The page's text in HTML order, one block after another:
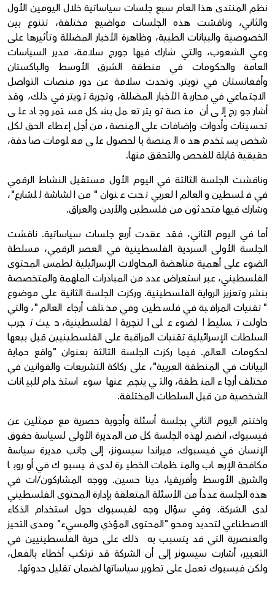
نظم المنتدى هذا العام سبع جلسات سياساتية خلال اليومين الأول
والثاني، وناقشت هذه الجلسات مواضيع مختلفة، تتنوع بين
الخصوصية والبيانات الطبية، وظاهرة الأخبار المضللة وتأثيرها على
وعي الشعوب، والتي شارك فيها جورج سلامة، مدير السياسات
العامة والحكومات في منطقة الشرق الأوسط والباكستان
وأفغانستان في تويتر. وتحدث سلامة عن دور منصات التواصل
الاجتماعي في محاربة الأخبار المضللة، وتجربة تويتر في ذلك، وقد
أشار جورج إلى أن منصة تويتر تعمل بشكل مستمر وجاد على
تحسينات وأدوات وإضافات على المنصة، من أجل إعطاء الحق لكل
شخص يستخدم هذه المنصة بالحصول على معلومات صادقة،
حقيقية قابلة للفحص والتحقق منها.
وناقشت الجلسة الثالثة في اليوم الأول مستقبل النشاط الرقمي
في فلسطين والعالم العربي تحت عنوان "من الشاشة للشارع"،
وشارك فيها متحدثون من فلسطين والأردن والعراق.
أما في اليوم الثاني، فقد عقدت أربع جلسات سياساتية. ناقشت
الجلسة الأولى السردية الفلسطينية في العصر الرقمي، مسلطة
الضوء على أهمية مناهضة المحاولات الإسرائيلية لطمس المحتوى
الفلسطيني، عبر استعراض عدد من المبادرات الملهمة والمتخصصة
بنشر وتعزيز الرواية الفلسطينية. وركزت الجلسة الثانية على موضوع
"تقنيات المراقبة في فلسطين وفي مختلف أرجاء العالم"، والتي
حاولت تسليط الضوء على التجربة الفلسطينية، حيث تجرب
السلطات الإسرائيلية تقنيات المراقبة على الفلسطينيين قبل بيعها
لحكومات العالم. فيما ركزت الجلسة الثالثة بعنوان "واقع حماية
البيانات في المنطقة العربية"، على ركاكة التشريعات والقوانين في
مختلف أرجاء المنطقة، والتي ينجم عنها سوء استخدام للبيانات
الشخصية من قبل السلطات المختلفة.
واختتم اليوم الثاني بجلسة أسئلة وأجوبة حصرية مع ممثلين عن
فيسبوك، انضم لهذه الجلسة كل من المديرة الأولى لسياسة حقوق
الإنسان في فيسبوك، ميراندا سيسونز، إلى جانب مديرة سياسة
مكافحة الإرهاب والمنظمات الخطيرة لدى فيسبوك في أوروبا
والشرق الأوسط وأفريقيا، دينا حسين. ووجه المشاركون/ات في
هذه الجلسة عدداً من الأسئلة المتعلقة بإدارة المحتوى الفلسطيني
لدى الشركة. وفي سؤال وجه لفيسبوك حول استخدام الذكاء
الاصطناعي لتحديد ومحو "المحتوى المؤذي والمسيء" ومدى التحيز
والعنصرية التي قد يتسبب به ذلك على حرية الفلسطينيين في
التعبير، أشارت سيسونر إلى أن الشركة قد ترتكب أخطاء بالفعل،
ولكن فيسبوك تعمل على تطوير سياساتها لضمان تقليل حدوثها.